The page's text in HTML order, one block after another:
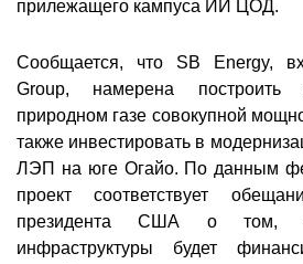
прилежащего кампуса ИИ ЦОД.
Сообщается, что SB Energy,
Group, намерена построить
природном газе совокупной
также инвестировать в
ЛЭП на юге Огайо. По данным
проект соответствует
президента США о том,
инфраструктуры будет